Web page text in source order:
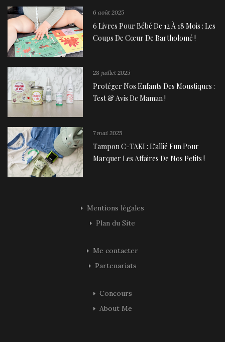
6 août 2025
6 Livres Pour Bébé De 12 À 18 Mois : Les
Coups De Cœur De Bartholomé !
28 juillet 2025
Protéger Nos Enfants Des Moustiques :
Test & Avis De Maman !
7 mai 2025
Tampon C-TAKI : L’allié Fun Pour
Marquer Les Affaires De Nos Petits !
Mentions légales
Plan du Site
Me contacter
Partenariats
Concours
About Me